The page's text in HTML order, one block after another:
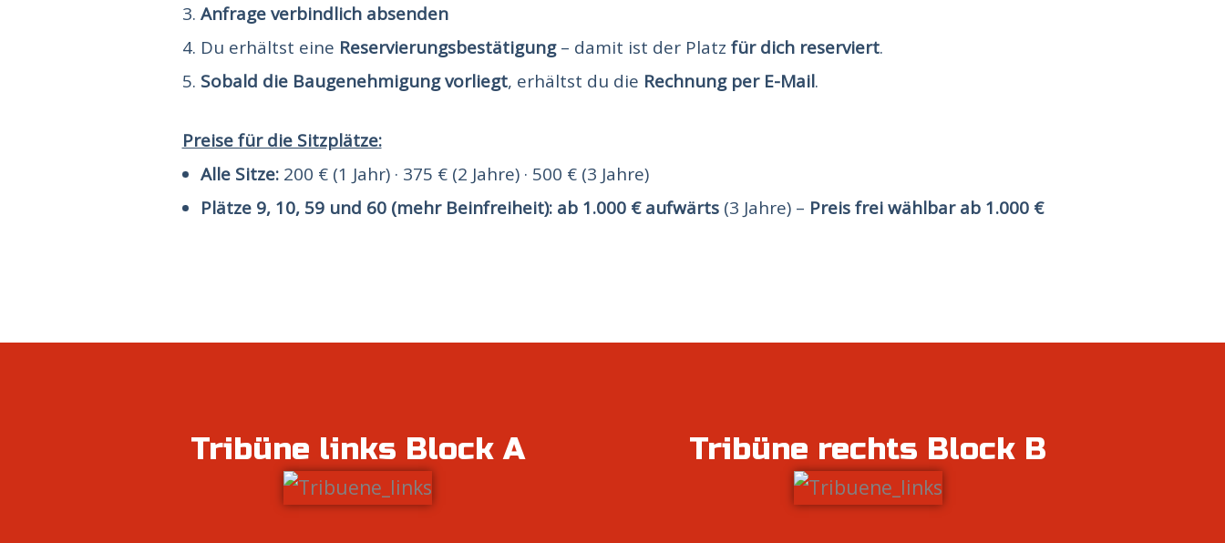
Anfrage verbindlich absenden
Du erhältst eine Reservierungsbestätigung– damit ist der Platz für dich reserviert.
Sobald die Baugenehmigung vorliegt, erhältst du die Rechnung per E-Mail.
Preise für die Sitzplätze:
Alle Sitze:200 € (1 Jahr) · 375 € (2 Jahre) · 500 € (3 Jahre)
Plätze 9, 10, 59 und 60 (mehr Beinfreiheit): ab 1.000 € aufwärts(3 Jahre) – Preis frei wählbar ab 1.000 €
Tribüne links Block A Tribüne rechts Block B